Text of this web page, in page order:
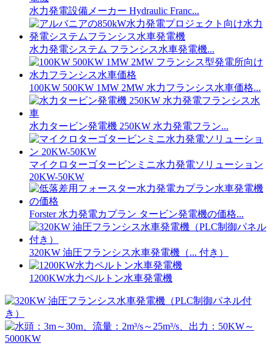
水力発電設備メーカー Hydraulic Franc...
水力発電システム フランシス水車発電機...
100KW 500KW 1MW 2MW 水力フランシス水車価格...
水力タービン発電機 250KW 水力発電フラン...
マイクロターゴタービンミニ水力発電ソリューション
20KW-50KW
Forster 水力発電カプラン タービン発電機の価格...
320KW 油圧フランシス水車発電機（... 付き）
1200KW水力ペルトン水車発電機